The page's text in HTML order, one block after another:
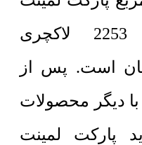
است. پس از
دیگر محصولات
پارکت لمینت